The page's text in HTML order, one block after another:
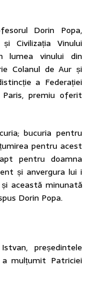
Dorin Popa,
Civilizația Vinului
lumea vinului din
Colanul de Aur și
a Federației
premiu oferit
bucuria pentru
pentru acest
pentru doamna
și anvergura lui i
această minunată
Dorin Popa.
președintele
mulțumit Patriciei